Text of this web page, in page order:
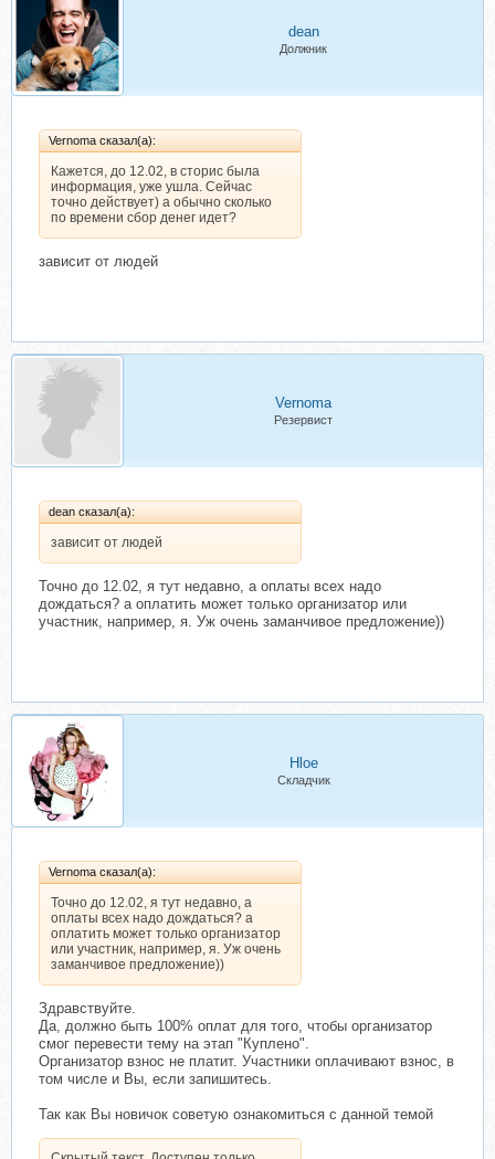
dean
Должник
Vernoma сказал(а):
Кажется, до 12.02, в сторис была
информация, уже ушла. Сейчас
точно действует) а обычно сколько
по времени сбор денег идет?
зависит от людей
Vernoma
Резервист
dean сказал(а):
зависит от людей
Точно до 12.02, я тут недавно, а оплаты всех надо
дождаться? а оплатить может только организатор или
участник, например, я. Уж очень заманчивое предложение))
Hloe
Складчик
Vernoma сказал(а):
Точно до 12.02, я тут недавно, а
оплаты всех надо дождаться? а
оплатить может только организатор
или участник, например, я. Уж очень
заманчивое предложение))
Здравствуйте.
Да, должно быть 100% оплат для того, чтобы организатор
смог перевести тему на этап "Куплено".
Организатор взнос не платит. Участники оплачивают взнос, в
том числе и Вы, если запишитесь.
Так как Вы новичок советую ознакомиться с данной темой